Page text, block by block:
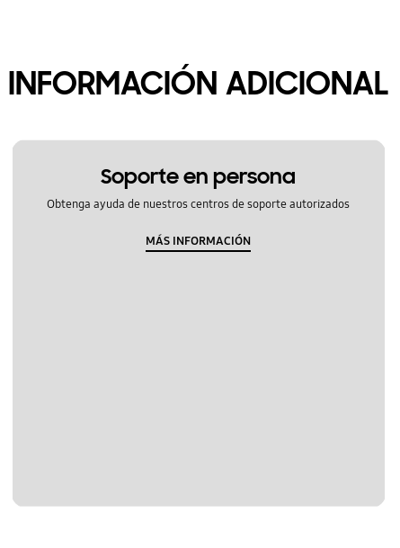
INFORMACIÓN ADICIONAL
Soporte en persona
Obtenga ayuda de nuestros centros de soporte autorizados
MÁS INFORMACIÓN